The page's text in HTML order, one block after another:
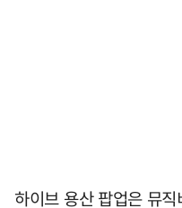
하이브 용산 팝업은 뮤